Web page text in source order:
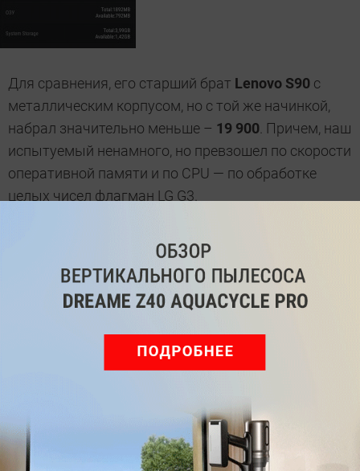
Для сравнения, его старший брат Lenovo S90 с
металлическим корпусом, но с той же начинкой,
набрал значительно меньше – 19 900. Причем, наш
испытуемый ненамного, но превзошел по скорости
оперативной памяти и по CPU — по обработке
целых чисел флагман LG G3.
видео в Full HD, в том числе и по сети.
Единственное, записанные собственной камерой
встроенный плеервоспроизводит хорошо,
поставить на паузу или промотать получается не с
Помимо веб-серфинга и видео, смартфон отлично
справляется и с требовательными к железу
играми. В частности, производитель уже